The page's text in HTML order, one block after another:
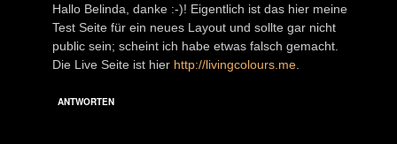
Hallo Belinda, danke :-)! Eigentlich ist das hier meine
Test Seite für ein neues Layout und sollte gar nicht
public sein; scheint ich habe etwas falsch gemacht.
Die Live Seite ist hier http://livingcolours.me
ANTWORTEN